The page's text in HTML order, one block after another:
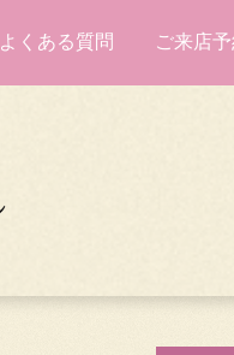
よくある質問 ご来店